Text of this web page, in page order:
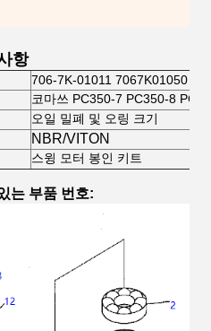
항
706-7K-01011 7067K01050
코마쓰 PC350-7 PC350-8
오일 밀폐 및 오링 크기
NBR/VITON
스윙 모터 봉인 키트
는 부품 번호: